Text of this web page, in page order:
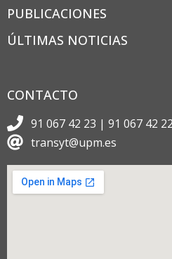
PUBLICACIONES
ÚLTIMAS NOTICIAS
CONTACTO
91 067 42 23 | 91 067 42 22
transyt@upm.es